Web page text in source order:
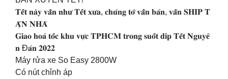
𝐓𝐞̂́𝐭 𝐧𝐚̀𝐲 𝐯𝐚̂̃𝐧 𝐧𝐡𝐮̛ 𝐓𝐞̂́𝐭 𝐱𝐮̛𝐚, 𝐜𝐡𝐮́𝐧𝐠 𝐭𝐨̛́ 𝐯𝐚̂̃𝐧 𝐛𝐚́𝐧, 𝐯𝐚̂̃𝐧 𝐒𝐇𝐈𝐏 𝐓
𝐀̣̂𝐍 𝐍𝐇𝐀̀
𝐆𝐢𝐚𝐨 𝐡𝐨𝐚̉ 𝐭𝐨̂́𝐜 𝐤𝐡𝐮 𝐯𝐮̛̣𝐜 𝐓𝐏𝐇𝐂𝐌 𝐭𝐫𝐨𝐧𝐠 𝐬𝐮𝐨̂́𝐭 𝐝𝐢𝐩 𝐓𝐞̂́𝐭 𝐍𝐠𝐮𝐲𝐞̂
𝐧 Đ𝐚́𝐧 𝟐𝟎𝟐𝟐
Máy rửa xe So Easy 2800W
Có nút chỉnh áp